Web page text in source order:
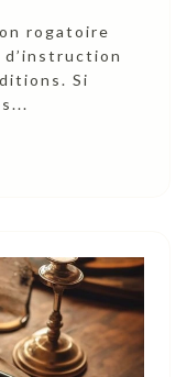
rogatoire
d’instruction
Si